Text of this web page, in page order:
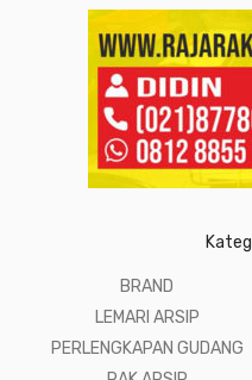
BRAND
LEMARI ARSIP
PERLENGKAPAN GUDANG